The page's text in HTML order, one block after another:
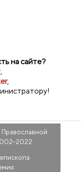
на сайте?
,
Православной
2022